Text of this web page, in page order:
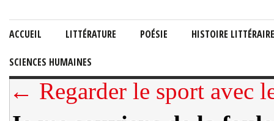
ACCUEIL LITTÉRATURE POÉSIE HISTOIRE LITTÉRAIRE
SCIENCES HUMAINES
← Regarder le sport avec